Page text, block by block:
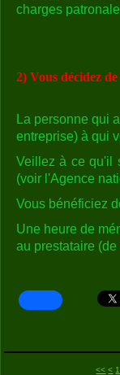
charges
2) Vous décidez
La personne qui
entreprise) à qui
Veillez à ce qu'il
(voir l'Agence
Vous bénéficiez
Une heure de
au prestataire
<< <